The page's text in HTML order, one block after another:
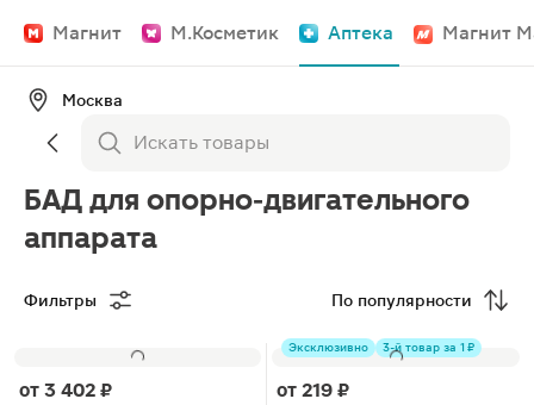
Магнит М.Косметик Аптека Магнит
Москва
БАД для опорно-двигательного
аппарата
Фильтры По популярности
от 3 402 ₽
Эксклюзивно 3-й товар за 1 ₽
от 219 ₽